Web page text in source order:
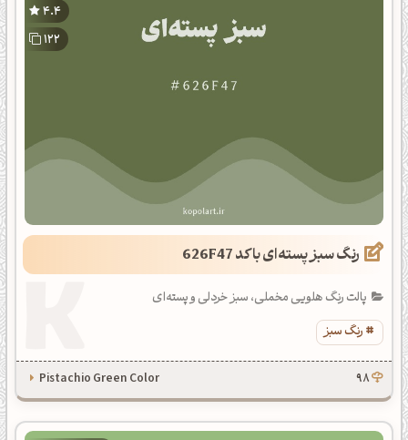
4.4
122
رنگ سبز پسته‌ای با کد 626F47
پالت رنگ هلویی مخملی، سبز خردلی و پسته‌ای
رنگ سبز
98
Pistachio Green Color